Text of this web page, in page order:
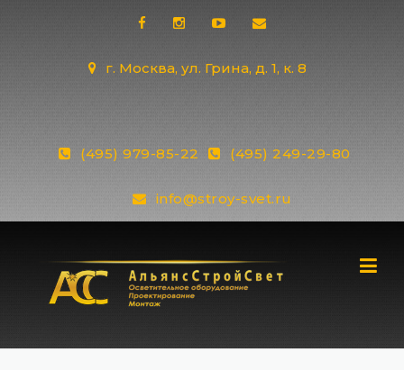
г. Москва, ул. Грина, д. 1, к. 8
(495) 979-85-22 (495) 249-29-80
info@stroy-svet.ru